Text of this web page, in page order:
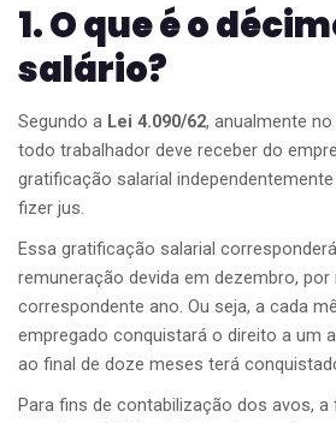
1. O que é o
salário?
Segundo a Lei 4.090/62, anualmente
todo trabalhador deve receber do
gratificação salarial
fizer jus.
Essa gratificação salarial
remuneração devida em dezembro,
correspondente ano. Ou seja, a cada
empregado conquistará o direito a um
ao final de doze meses terá
Para fins de contabilização dos avos, a